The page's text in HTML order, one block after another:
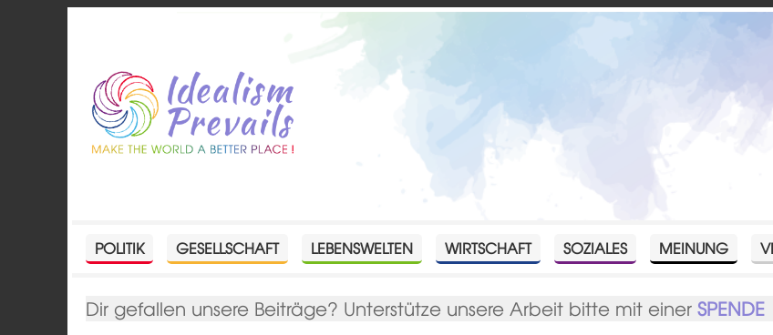
POLITIK GESELLSCHAFT LEBENSWELTEN WIRTSCHAFT SOZIALES MEINUNG
Dir gefallen unsere Beiträge? Unterstütze unsere Arbeit bitte mit einerSPENDE